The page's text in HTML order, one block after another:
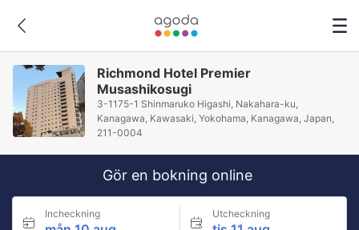
Richmond Hotel Premier
Musashikosugi
3-1175-1 Shinmaruko Higashi, Nakahara-ku,
Kanagawa, Kawasaki, Yokohama, Kanagawa, Japan,
211-0004
Gör en bokning online
Incheckning Utcheckning